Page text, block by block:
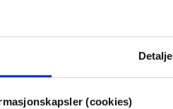
(cookies)